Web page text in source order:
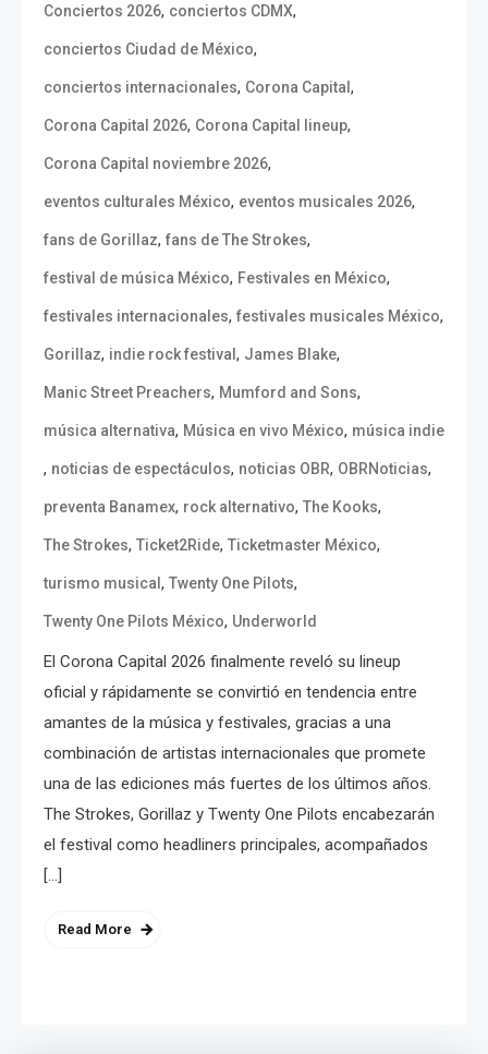
Conciertos 2026, conciertos CDMX,
conciertos Ciudad de México,
conciertos internacionales, Corona Capital ,
Corona Capital 2026, Corona Capital lineup,
Corona Capital noviembre 2026,
eventos culturales México, eventos musicales 2026,
fans de Gorillaz, fans de The Strokes,
festival de música México, Festivales en México,
festivales internacionales, festivales musicales México,
Gorillaz, indie rock festival , James Blake,
Manic Street Preachers, Mumford and Sons,
música alternativa, Música en vivo México, música indie
, noticias de espectáculos, noticias OBR, OBRNoticias,
preventa Banamex, rock alternativo, The Kooks,
The Strokes, Ticket2Ride, Ticketmaster México,
turismo musical , Twenty One Pilots,
Twenty One Pilots México, Underworld
El Corona Capital 2026 finalmente reveló su lineup
oficial y rápidamente se convirtió en tendencia entre
amantes de la música y festivales, gracias a una
combinación de artistas internacionales que promete
una de las ediciones más fuertes de los últimos años.
The Strokes, Gorillaz y Twenty One Pilots encabezarán
el festival como headliners principales, acompañados
[…]
Read More